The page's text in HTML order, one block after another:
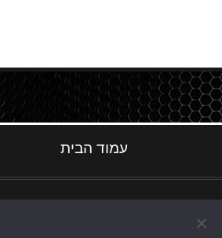
עמוד הבית